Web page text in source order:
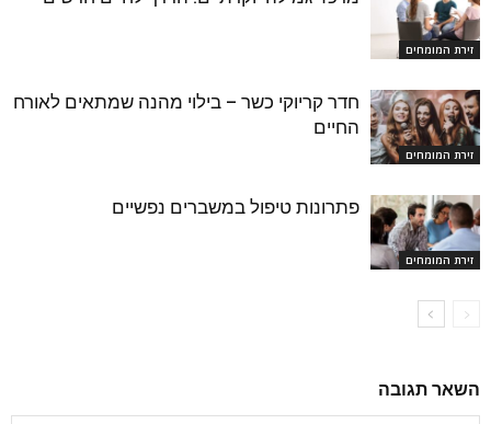
זירת המומחים
זירת המומחים
חדר קריוקי כשר – בילוי מהנה שמתאים לאורח
החיים
זירת המומחים
פתרונות טיפול במשברים נפשיים
השאר תגובה